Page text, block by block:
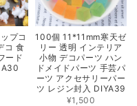
プコ
コ 食
ード
A30
100個 11*11mm寒天ゼ
リー 透明 インテリア
小物 デコパーツ ハン
ドメイドパーツ 手芸パ
ーツ アクセサリーパー
ツ レジン封入 DIYA39
¥1,500